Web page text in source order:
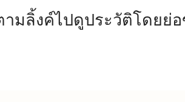
ามลิ้งค์ไปดูประวัติโดยย่